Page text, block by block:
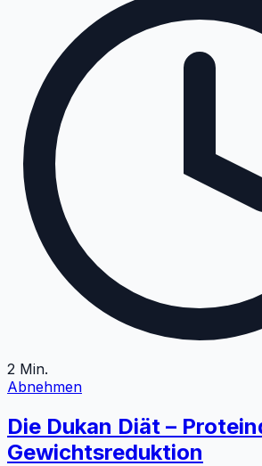
2 Min.
Abnehmen
Die Dukan Diät –
Gewichtsreduktion